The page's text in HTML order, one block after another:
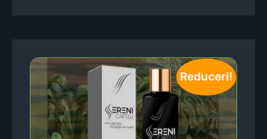
Reduceri!